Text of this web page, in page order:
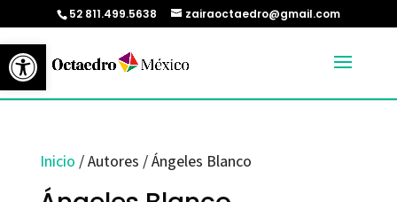
Abrir barra de herramientas
52 811.499.5638 zairaoctaedro@gmail.com
Inicio / Autores / Ángeles Blanco